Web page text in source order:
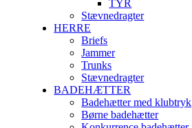
TYR
Stævnedragter
HERRE
Briefs
Jammer
Trunks
Stævnedragter
BADEHÆTTER
Badehætter med klubtryk
Børne badehætter